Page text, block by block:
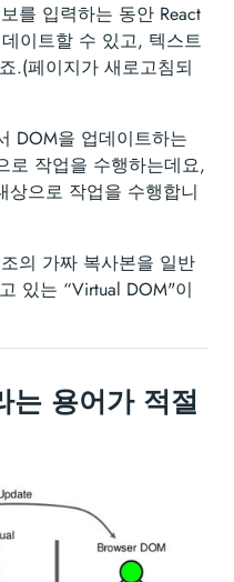
를 입력하는 동안 React
이트할 수 있고, 텍스트
.(페이지가 새로고침되
DOM을 업데이트하는
로 작업을 수행하는데요,
상으로 작업을 수행합니
의 가짜 복사본을 일반
있는 “Virtual DOM"이
용어가 적절